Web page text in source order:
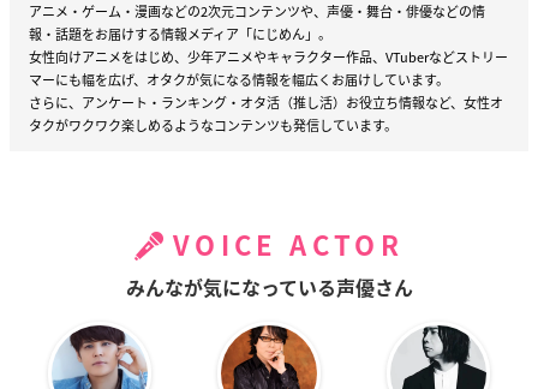
アニメ・ゲーム・漫画などの2次元コンテンツや、声優・舞台・俳優などの情
報・話題をお届けする情報メディア「にじめん」。
女性向けアニメをはじめ、少年アニメやキャラクター作品、VTuberなどストリー
マーにも幅を広げ、オタクが気になる情報を幅広くお届けしています。
さらに、アンケート・ランキング・オタ活（推し活）お役立ち情報など、女性オ
タクがワクワク楽しめるようなコンテンツも発信しています。
VOICE ACTOR
みんなが気になっている声優さん